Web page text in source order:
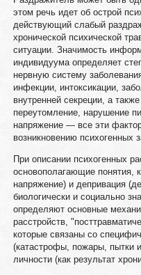
этом речь идет об острой
действующий слабый
хронической психической
ситуации. Значимость
индивидуума определяет
нервную систему
инфекции, интоксикации,
внутренней секреции, а
переутомление, нарушение
напряжение — все эти
возникновению психогенных
При описании психогенных
основополагающие понятия,
напряжение) и депривация
биологически и социально
определяют основные
расстройств,
которые связаны со
(катастрофы, пожары, пытки
личности (как результат